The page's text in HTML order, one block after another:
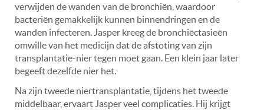
verwijden de wanden van de bronchiën, waardoor
bacteriën gemakkelijk kunnen binnendringen en de
wanden infecteren. Jasper kreeg de bronchiëctasieën
omwille van het medicijn dat de afstoting van zijn
transplantatie-nier tegen moet gaan. Een klein jaar later
begeeft dezelfde nier het.
Na zijn tweede niertransplantatie, tijdens het tweede
middelbaar, ervaart Jasper veel complicaties. Hij krijgt